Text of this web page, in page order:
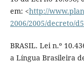
em: <http://
2006/2005/decreto/
BRASIL. Lei n.º
a Língua Brasileira